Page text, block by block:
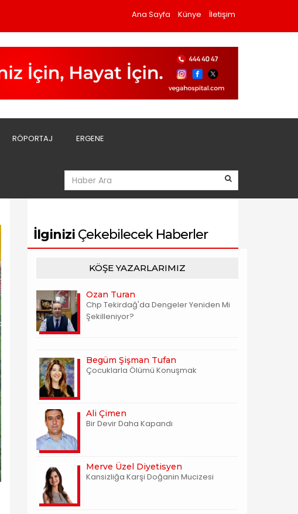
Ana Sayfa Künye İletişim
RÖPORTAJ ERGENE
İlginizi Çekebilecek Haberler
KÖŞE YAZARLARIMIZ
Ozan Turan
Chp Tekirdağ'da Dengeler Yeniden Mi
Şekilleniyor?
Begüm Şişman Tufan
Çocuklarla Ölümü Konuşmak
Ali Çimen
Bir Devir Daha Kapandı
Merve Üzel Diyetisyen
Kansizliğa Karşi Doğanin Mucizesi